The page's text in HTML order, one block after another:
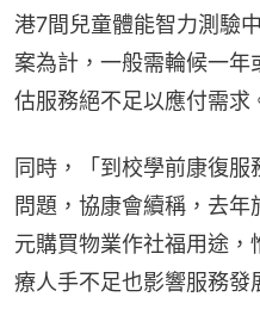
港7間兒童體能智力測驗
案為計，一般需輪候一
估服務絕不足以應付需求
同時，「到校學前康復
問題，協康會續稱，去
元購買物業作社福用途
療人手不足也影響服務發